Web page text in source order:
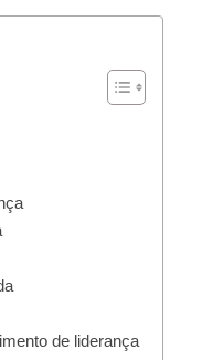
de liderança